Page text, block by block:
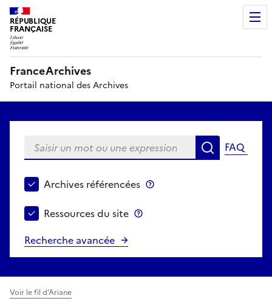
RÉPUBLIQUE
FRANÇAISE
FranceArchives
Portail national des Archives
Saisir un mot ou une expression Rechercher
FAQ
Choisir le périmètre de recherche
Archives référencées
Ressources du site
Recherche avancée
Voir le fil d’Ariane